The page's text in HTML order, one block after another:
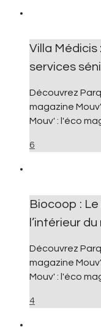
Villa Médicis
services
Découvrez
magazine
Mouv' : l'éco
6
Biocoop : Le
l’intérieur
Découvrez
magazine
Mouv' : l'éco
4